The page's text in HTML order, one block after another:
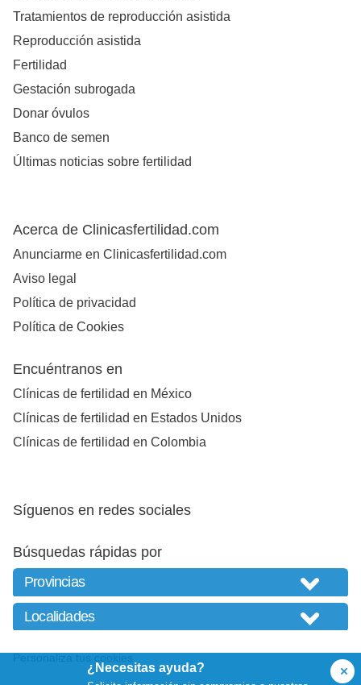
¿Necesitas ayuda?
Tratamientos de reproducción asistida
Reproducción asistida
Fertilidad
Gestación subrogada
Donar óvulos
Banco de semen
Últimas noticias sobre fertilidad
Acerca de Clinicasfertilidad.com
Anunciarme en Clinicasfertilidad.com
Aviso legal
Política de privacidad
Política de Cookies
Encuéntranos en
Clínicas de fertilidad en México
Clínicas de fertilidad en Estados Unidos
Clínicas de fertilidad en Colombia
Síguenos en redes sociales
Búsquedas rápidas por